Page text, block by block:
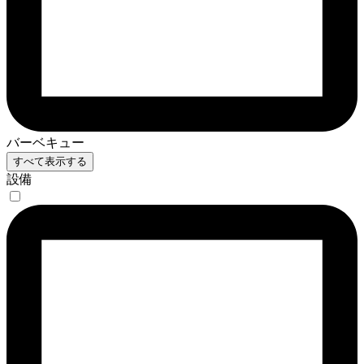
バーベキュー
すべて表示する
設備